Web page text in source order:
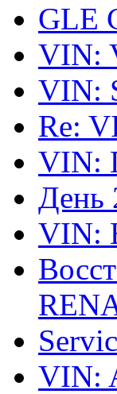
GLE
VIN:
VIN:
Re:
VIN:
День
VIN:
VIN: